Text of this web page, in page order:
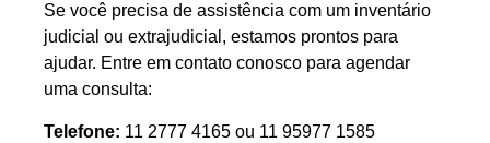
Se você precisa de assistência com um inventário
judicial ou extrajudicial, estamos prontos para
ajudar. Entre em contato conosco para agendar
uma consulta:
Telefone: 11 2777 4165 ou 11 95977 1585